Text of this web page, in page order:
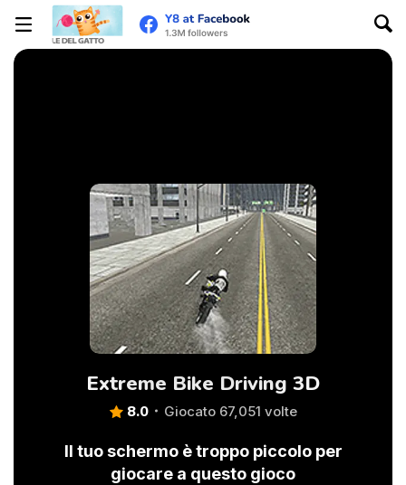
Extreme Bike Driving 3D
8.0 Giocato 67,051 volte
Il tuo schermo è troppo piccolo per
giocare a questo gioco